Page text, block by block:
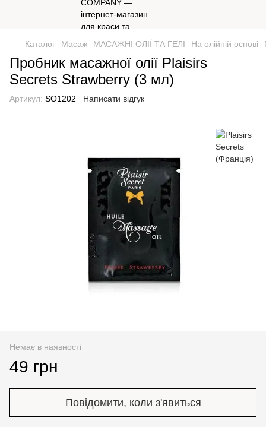
Каталог Масаж МАСАЖНІ ОЛІЇ ТА ГЕЛІ На олійній основі
Пробник масажної олії Plaisirs
Secrets Strawberry (3 мл)
Артикул: SO1202 Написати відгук
Немає в наявності
49 грн
Повідомити, коли з'явиться